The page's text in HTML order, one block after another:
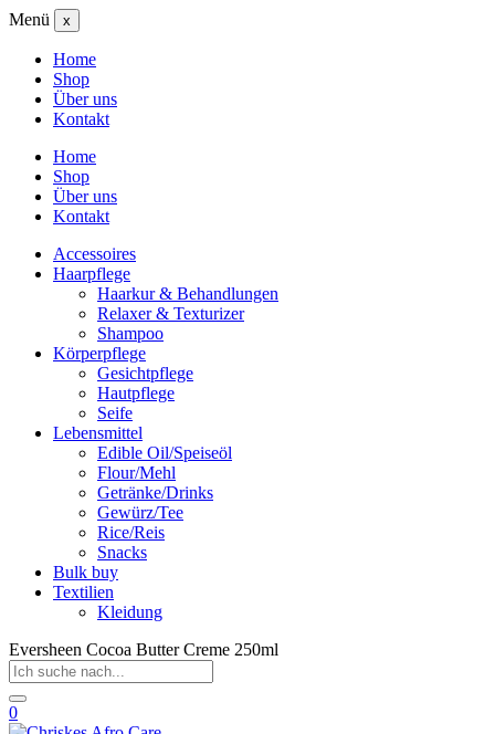
Menü x
Home
Shop
Über uns
Kontakt
Home
Shop
Über uns
Kontakt
Accessoires
Haarpflege
Haarkur & Behandlungen
Relaxer & Texturizer
Shampoo
Körperpflege
Gesichtpflege
Hautpflege
Seife
Lebensmittel
Edible Oil/Speiseöl
Flour/Mehl
Getränke/Drinks
Gewürz/Tee
Rice/Reis
Snacks
Bulk buy
Textilien
Kleidung
Eversheen Cocoa Butter Creme 250ml
0